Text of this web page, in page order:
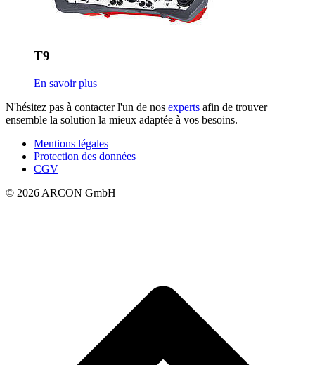
T9
En savoir plus
N'hésitez pas à contacter l'un de nos experts afin de trouver
ensemble la solution la mieux adaptée à vos besoins.
Mentions légales
Protection des données
CGV
© 2026 ARCON GmbH